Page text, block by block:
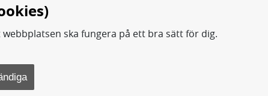
metod- och teknikutveckling samt analyser och studier.
webbplatsen ska fungera på ett bra sätt för dig.